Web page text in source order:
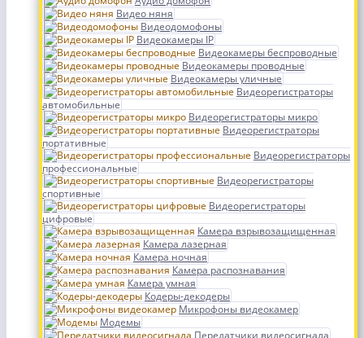
Видео няня
Видеодомофоны
Видеокамеры IP
Видеокамеры беспроводные
Видеокамеры проводные
Видеокамеры уличные
Видеорегистраторы
автомобильные
Видеорегистраторы микро
Видеорегистраторы
портативные
Видеорегистраторы
профессиональные
Видеорегистраторы
спортивные
Видеорегистраторы
цифровые
Камера взрывозащищенная
Камера лазерная
Камера ночная
Камера распознавания
Камера умная
Кодеры-декодеры
Микрофоны видеокамер
Модемы
Передатчики видеосигнала